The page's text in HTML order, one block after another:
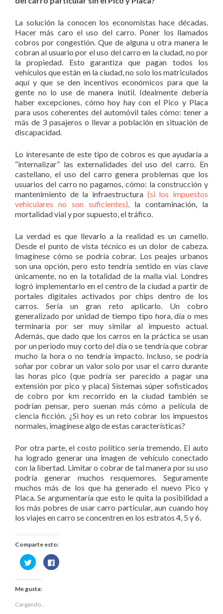
La solución la conocen los economistas hace décadas.
Hacer más caro el uso del carro. Poner los llamados
cobros por congestión. Que de alguna u otra manera le
cobran al usuario por el uso del carro en la ciudad, no por
la propiedad. Esto garantiza que pagan todos los
vehículos que están en la ciudad, no solo los matriculados
aquí y que se den incentivos económicos para que la
gente no lo use de manera inútil. Idealmente debería
haber excepciones, cómo hoy hay con el Pico y Placa
para usos coherentes del automóvil tales cómo: tener a
más de 3 pasajeros o llevar a población en situación de
discapacidad.
Lo interesante de este tipo de cobros es que ayudaría a
“internalizar” las externalidades del uso del carro. En
castellano, el uso del carro genera problemas que los
usuarios del carro no pagamos, cómo: la construcción y
mantenimiento de la infraestructura (si los impuestos
vehiculares no son suficientes), la contaminación, la
mortalidad vial y por supuesto, el tráfico.
La verdad es que llevarlo a la realidad es un camello.
Desde el punto de vista técnico es un dolor de cabeza.
Imagínese cómo se podría cobrar. Los peajes urbanos
son una opción, pero esto tendría sentido en vías clave
únicamente, no en la totalidad de la malla vial. Londres
logró implementarlo en el centro de la ciudad a partir de
portales digitales activados por chips dentro de los
carros. Sería un gran reto aplicarlo. Un cobro
generalizado por unidad de tiempo tipo hora, día o mes
terminaría por ser muy similar al impuesto actual.
Además, que dado que los carros en la práctica se usan
por un periodo muy corto del día o se tendría que cobrar
mucho la hora o no tendría impacto. Incluso, se podría
soñar por cobrar un valor solo por usar el carro durante
las horas pico (que podría ser parecido a pagar una
extensión por pico y placa) Sistemas súper sofisticados
de cobro por km recorrido en la ciudad también se
podrían pensar, pero suenan más cómo a película de
ciencia ficción. ¿Si hoy es un reto cobrar los impuestos
normales, imagínese algo de estas características?
Por otra parte, el costo político sería tremendo. El auto
ha logrado generar una imagen de vehículo conectado
con la libertad. Limitar o cobrar de tal manera por su uso
podría generar muchos resquemores. Seguramente
muchos más de los que ha generado el nuevo Pico y
Placa. Se argumentaría que esto le quita la posibilidad a
los más pobres de usar carro particular, aun cuando hoy
los viajes en carro se concentren en los estratos 4, 5 y 6.
Comparte esto:
Haz
clic
compartir
Twitter
abre
en
Haz
clic
Me gusta:
Cargando...